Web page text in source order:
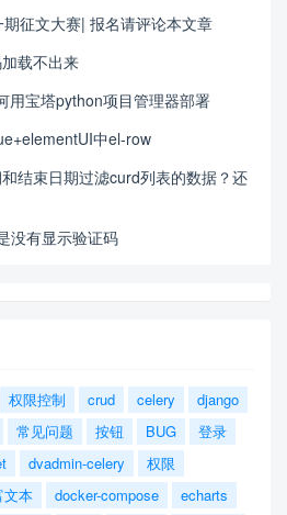
征文大赛| 报名请评论本文章
载不出来
用宝塔python项目管理器部署
中el-row
结束日期过滤curd列表的数据？还
没有显示验证码
权限控制 crud celery
django
常见问题 按钮 BUG
登录
dvadmin-celery
权限
文本 docker-compose
echarts